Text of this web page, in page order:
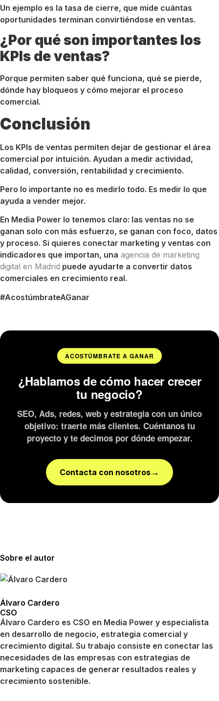
Un ejemplo es la tasa de cierre, que mide cuántas
oportunidades terminan convirtiéndose en ventas.
¿Por qué son importantes los
KPIs de ventas?
Porque permiten saber qué funciona, qué se pierde,
dónde hay bloqueos y cómo mejorar el proceso
comercial.
Conclusión
Los KPIs de ventas permiten dejar de gestionar el área
comercial por intuición. Ayudan a medir actividad,
calidad, conversión, rentabilidad y crecimiento.
Pero lo importante no es medirlo todo. Es medir lo que
ayuda a vender mejor.
En Media Power lo tenemos claro: las ventas no se
ganan solo con más esfuerzo, se ganan con foco, datos
y proceso. Si quieres conectar marketing y ventas con
indicadores que importan, una agencia de marketing
digital en Madrid puede ayudarte a convertir datos
comerciales en crecimiento real.
#AcostúmbrateAGanar
ACOSTÚMBRATE A GANAR
¿Hablamos de cómo hacer crecer
tu negocio?
SEO, Ads, redes, web y estrategia con un único
objetivo: traerte más clientes. Cuéntanos tu
proyecto y te decimos por dónde empezar.
Contacta con nosotros→
Sobre el autor
Álvaro Cardero
CSO
Álvaro Cardero es CSO en Media Power y especialista
en desarrollo de negocio, estrategia comercial y
crecimiento digital. Su trabajo consiste en conectar las
necesidades de las empresas con estrategias de
marketing capaces de generar resultados reales y
crecimiento sostenible.